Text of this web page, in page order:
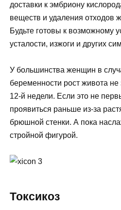
доставки к эмбриону
веществ и удаления отходов
Будьте готовы к возможному
усталости, изжоги и других
У большинства женщин в
беременности рост живота
12-й недели. Если это не
проявиться раньше из-за
брюшной стенки. А пока
стройной фигурой.
Токсикоз